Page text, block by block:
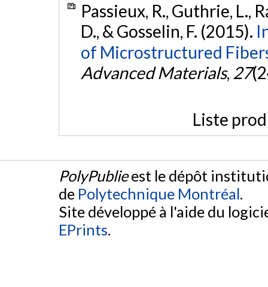
Passieux, R., Guthrie, L.,
D., & Gosselin, F. (2015).
of Microstructured
Advanced Materials, 27
Liste
PolyPublieest le dépôt
de Polytechnique Montréal.
Site développé à l'aide du
EPrints.